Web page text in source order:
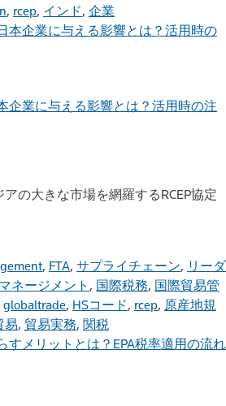
, rcep, インド, 企業
企業に与える影響とは？活用時の注
の大きな市場を網羅するRCEP協定
, FTA, サプライチェーン, リーダ
ネージメント , 国際税務, 国際貿易管
globaltrade, HSコード, rcep, 原産地規
易, 貿易実務, 関税